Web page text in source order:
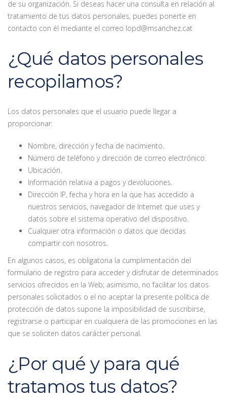
de su organización. Si deseas hacer una consulta en relación al
tratamiento de tus datos personales, puedes ponerte en
contacto con él mediante el correo lopd@msanchez.cat
¿Qué datos personales
recopilamos?
Los datos personales que el usuario puede llegar a
proporcionar:
Nombre, dirección y fecha de nacimiento.
Número de teléfono y dirección de correo electrónico.
Ubicación.
Información relativa a pagos y devoluciones.
Dirección IP, fecha y hora en la que has accedido a
nuestros servicios, navegador de Internet que uses y
datos sobre el sistema operativo del dispositivo.
Cualquier otra información o datos que decidas
compartir con nosotros.
En algunos casos, es obligatoria la cumplimentación del
formulario de registro para acceder y disfrutar de determinados
servicios ofrecidos en la Web; asimismo, no facilitar los datos
personales solicitados o el no aceptar la presente política de
protección de datos supone la imposibilidad de suscribirse,
registrarse o participar en cualquiera de las promociones en las
que se soliciten datos carácter personal.
¿Por qué y para qué
tratamos tus datos?